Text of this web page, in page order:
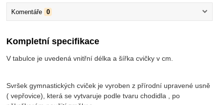
Komentáře 0
Kompletní specifikace
V tabulce je uvedená vnitřní délka a šířka cvičky v cm.
Svršek gymnastických cviček je vyroben z přírodní upravené usně
( vepřovice), která se vytvaruje podle tvaru chodidla , po